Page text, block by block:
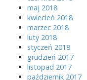
maj 2018
kwiecień 2018
marzec 2018
luty 2018
styczeń 2018
grudzień 2017
listopad 2017
październik 2017